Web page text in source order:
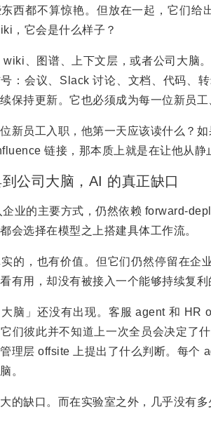
西都不算惊艳。但放在一起，它们
，它会是什么样子？
wiki、图谱、上下文层，或者公司大脑
：会议、Slack 讨论、文档、代码、
保持更新。它也必须成为每一位新员
新员工入职，他第一天应该读什么？
链接，那本质上就是在让他从静
公司大脑，AI 的真正缺口
企业的主要方式，仍然依赖 forward-
会选择在模型之上搭建具体工作流。
的，也有价值。但它们仍然停留在企
有用，却没有被接入一个能够持续复利
脑」还没有出现。客服 agent 和 HR
们彼此并不知道上一次全员会决定了
理层 offsite 上提出了什么判断。每个
。
的缺口。而在实验室之外，几乎没有多